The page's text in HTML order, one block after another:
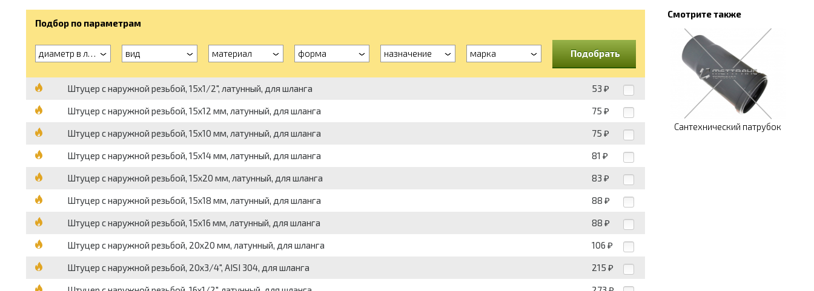
Подбор по параметрам
диаметр в люймах вид материал форма назначение марка Подобрать
Штуцер с наружной резьбой, 15х1/2", латунный, для шланга 53 ₽
Штуцер с наружной резьбой, 15х12 мм, латунный, для шланга 75 ₽
Штуцер с наружной резьбой, 15х10 мм, латунный, для шланга 75 ₽
Штуцер с наружной резьбой, 15х14 мм, латунный, для шланга 81 ₽
Штуцер с наружной резьбой, 15х20 мм, латунный, для шланга 83 ₽
Штуцер с наружной резьбой, 15х18 мм, латунный, для шланга 88 ₽
Штуцер с наружной резьбой, 15х16 мм, латунный, для шланга 88 ₽
Штуцер с наружной резьбой, 20х20 мм, латунный, для шланга 106 ₽
Штуцер с наружной резьбой, 20х3/4", AISI 304, для шланга 215 ₽
Смотрите также
Сантехнический патрубок